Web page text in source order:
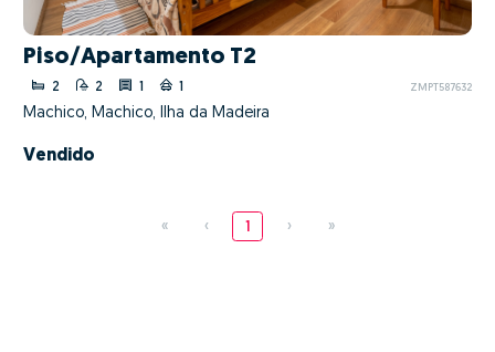
Piso/Apartamento T2
2 2 1 1 ZMPT587632
Machico, Machico, Ilha da Madeira
Vendido
« ‹ 1 › »